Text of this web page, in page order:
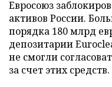
Евросоюз
активов России.
порядка 180 млрд
депозитарии
не смогли
за счет этих средств.